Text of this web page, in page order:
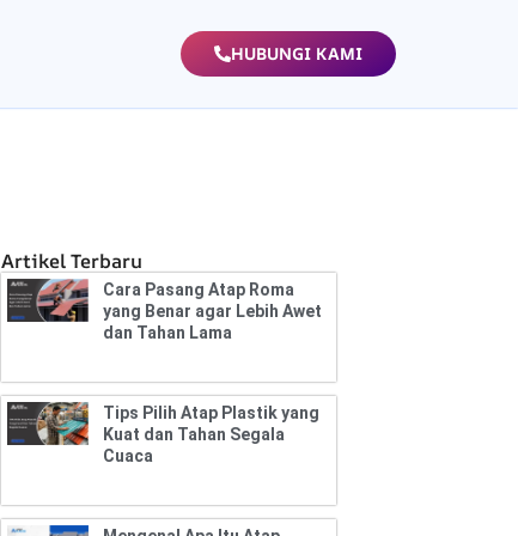
HUBUNGI KAMI
Artikel Terbaru
Cara Pasang Atap Roma
yang Benar agar Lebih Awet
dan Tahan Lama
Tips Pilih Atap Plastik yang
Kuat dan Tahan Segala
Cuaca